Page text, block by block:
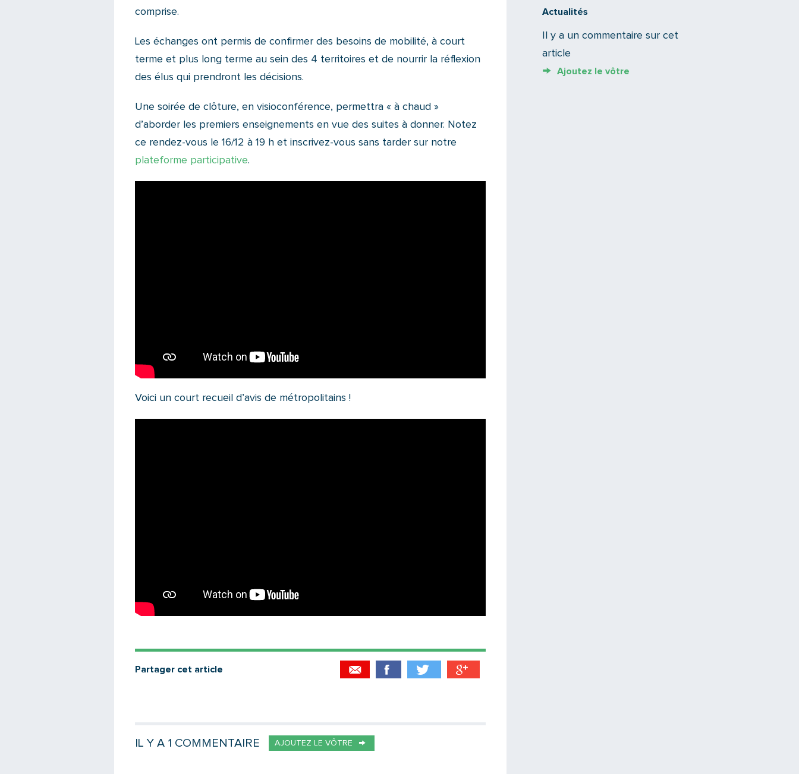
Actualités
Il y a un commentaire sur cet
article
Ajoutez le vôtre
comprise.
Les échanges ont permis de confirmer des besoins de mobilité, à court
terme et plus long terme au sein des 4 territoires et de nourrir la réflexion
des élus qui prendront les décisions.
Une soirée de clôture, en visioconférence, permettra « à chaud »
d’aborder les premiers enseignements en vue des suites à donner. Notez
ce rendez-vous le 16/12 à 19 h et inscrivez-vous sans tarder sur notre
plateforme participative.
Voici un court recueil d’avis de métropolitains !
Partager cet article
IL Y A 1 COMMENTAIRE AJOUTEZ LE VÔTRE